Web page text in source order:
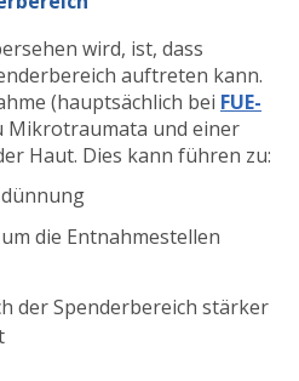
wird, ist, dass
auftreten kann.
(hauptsächlich bei FUE-
Mikrotraumata und einer
Haut. Dies kann führen zu:
die Entnahmestellen
der Spenderbereich stärker